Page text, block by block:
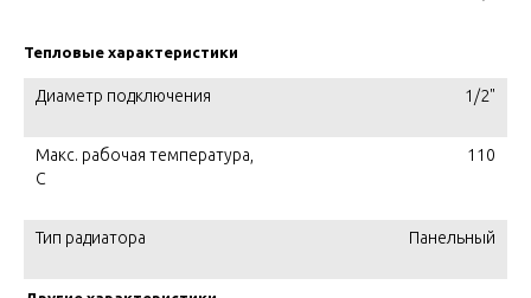
Тепловые характеристики
Диаметр подключения 1/2"
Макс. рабочая температура,
C
110
Тип радиатора Панельный